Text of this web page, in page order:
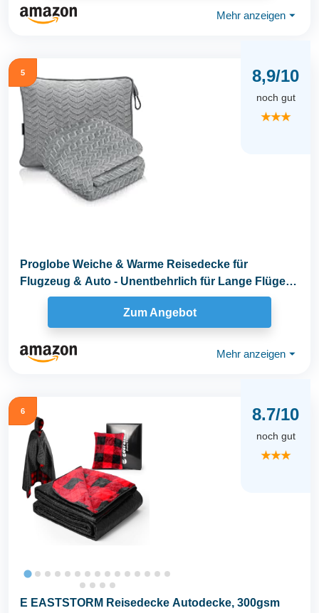
Mehr anzeigen ⏷
5 8,9/10
noch gut
★★★
Proglobe Weiche & Warme Reisedecke für
Flugzeug & Auto - Unentbehrlich für Lange Flüge
Zum Angebot
Mehr anzeigen ⏷
6 8.7/10
noch gut
★★★
E EASTSTORM Reisedecke Autodecke, 300gsm